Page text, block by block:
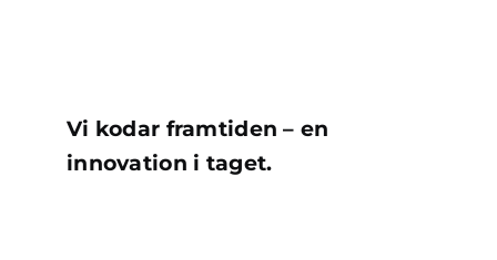
Vi kodar framtiden – en
innovation i taget.